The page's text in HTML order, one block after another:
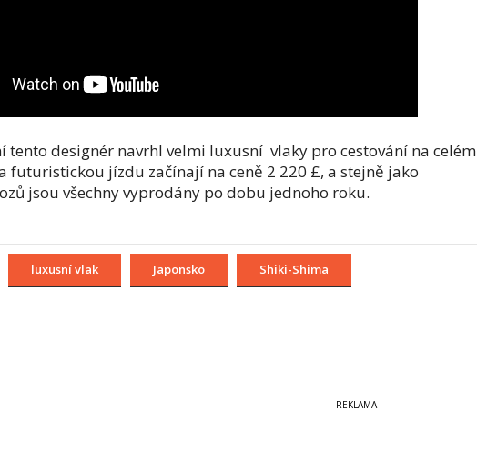
tento designér navrhl velmi luxusní vlaky pro cestování na celém
futuristickou jízdu začínají na ceně 2 220 £, a stejně jako
jsou všechny vyprodány po dobu jednoho roku.
luxusní vlak Japonsko Shiki-Shima